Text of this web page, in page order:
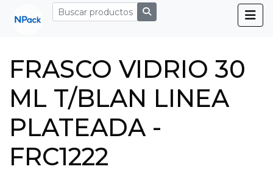
FRASCO VIDRIO 30
ML T/BLAN LINEA
PLATEADA -
FRC1222